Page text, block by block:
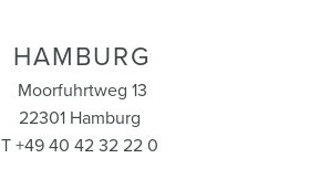
HAMBURG
Moorfuhrtweg 13
22301 Hamburg
T +49 40 42 32 22 0